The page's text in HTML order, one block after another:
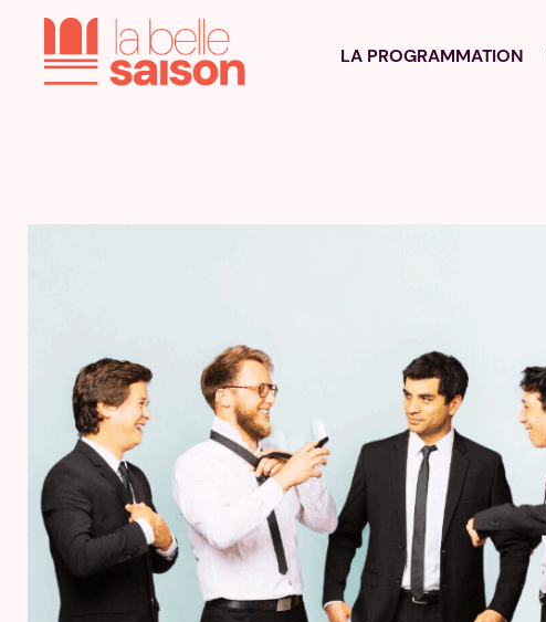
LA PROGRAMMATION